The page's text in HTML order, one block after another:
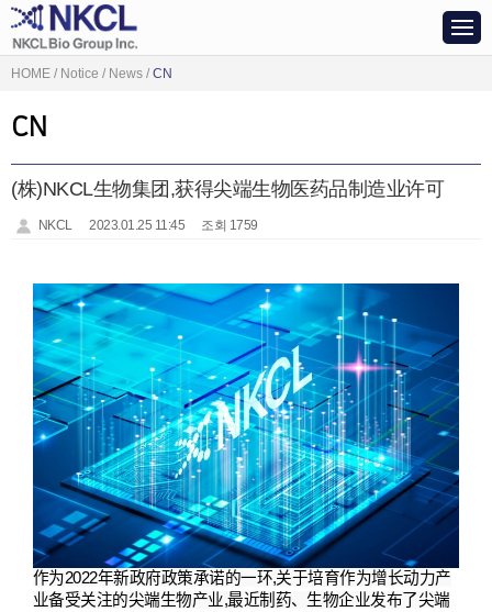
HOME / Notice / News / CN
CN
(株)NKCL生物集团,获得尖端生物医药品制造业许可
NKCL 2023.01.25 11:45 조회 1759
作为2022年新政府政策承诺的一环,关于培育作为增长动力产
业备受关注的尖端生物产业,最近制 药、生物企业发布了尖端